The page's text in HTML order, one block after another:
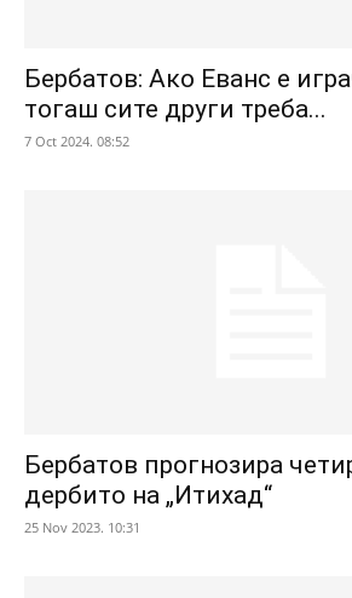
Бербатов: Ако Еванс е
тогаш сите други треба...
7 Oct 2024. 08:52
Бербатов прогнозира
дербито на „Итихад“
25 Nov 2023. 10:31